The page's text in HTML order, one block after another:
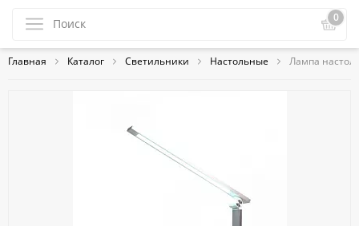
0
Главная Каталог Светильники Настольные Лампа